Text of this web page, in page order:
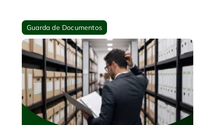
Guarda de Documentos